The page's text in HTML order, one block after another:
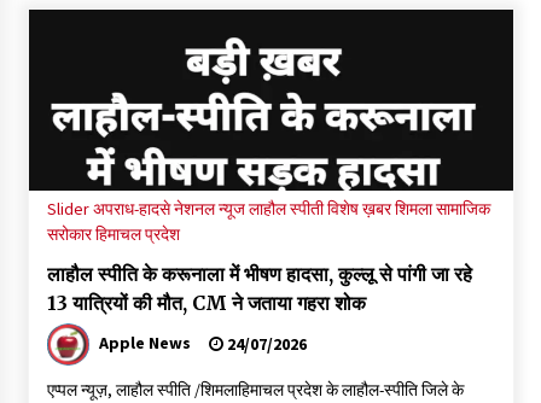
की तोड़ी कमर- संदीपनी
07/08/2026
शिमला पुलिस में बड़ी अनुशासनात्मक कार्रवाई, 3 पुलिसकर्मी निलंबित
07/08/2026
6 साल में पीएम नरेंद्र मोदी के विदेश दौरों पर 557 करोड़ खर्च, सरकार ने
संसद में दी जानकारी
07/08/2026
हिमालयन “सीरो” कैमरे में कैद
Sliderअपराध-हादसेनेशनल न्यूजलाहौल स्पीतीविशेष ख़बरशिमलासामाजिक
सरोकारहिमाचल प्रदेश
लाहौल स्पीति के करूनाला में भीषण हादसा, कुल्लू से पांगी जा रहे
13 यात्रियों की मौत, CM ने जताया गहरा शोक
Apple News 24/07/2026
एप्पल न्यूज़, लाहौल स्पीति /शिमलाहिमाचल प्रदेश के लाहौल-स्पीति जिले के